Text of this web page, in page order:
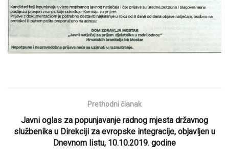
Prethodni članak
Javni oglas za popunjavanje radnog mjesta državnog
službenika u Direkciji za evropske integracije, objavljen u
Dnevnom listu, 10.10.2019. godine